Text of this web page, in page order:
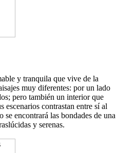
y tranquila que vive de la
muy diferentes: por un lado
pero también un interior que
escenarios contrastan entre sí al
encontrará las bondades de una
y serenas.